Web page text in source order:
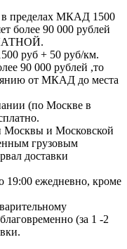
в пределах МКАД 1500
более 90 000 рублей
руб + 50 руб/км.
90 000 рублей ,то
от МКАД до места
(по Москве в
Москвы и Московской
грузовым
доставки
19:00 ежедневно, кроме
(за 1 -2